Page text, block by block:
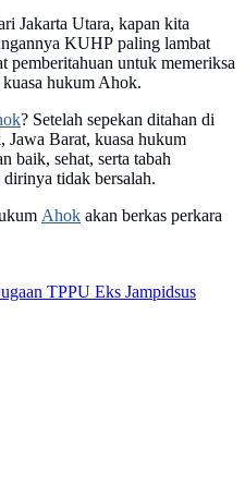
Jakarta Utara, kapan kita
KUHP paling lambat
pemberitahuan untuk memeriksa
hukum Ahok.
? Setelah sepekan ditahan di
Barat, kuasa hukum
baik, sehat, serta tabah
tidak bersalah.
Ahok akan berkas perkara
TPPU Eks Jampidsus